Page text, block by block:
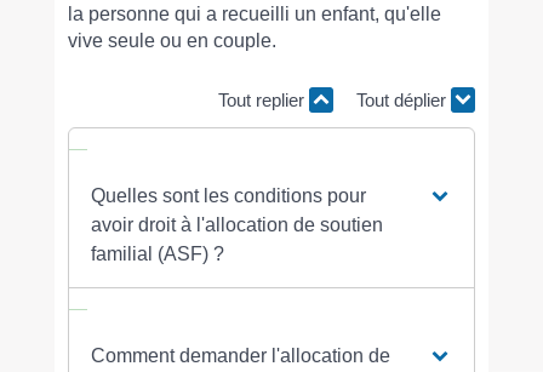
la personne qui a recueilli un enfant, qu'elle
vive seule ou en couple.
Tout replier Tout déplier
Quelles sont les conditions pour
avoir droit à l'allocation de soutien
familial (ASF) ?
Comment demander l'allocation de